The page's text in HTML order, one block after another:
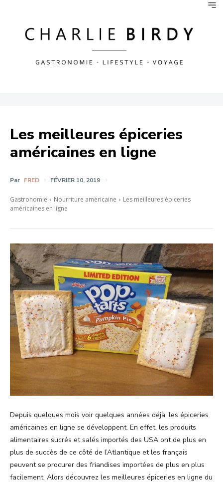
Les meilleures épiceries
américaines en ligne
Par FRED FÉVRIER 10, 2019
Gastronomie Nourriture américaine
Les meilleures épiceries
américaines en ligne
Depuis quelques mois voir quelques années déjà, les épiceries
américaines en ligne se développent. En effet, les produits
alimentaires sucrés et salés importés des USA ont de plus en
plus de succès de ce côté de l’Atlantique et les français
peuvent se procurer des friandises importées de plus en plus
facilement. Alors découvrez les meilleures épiceries en ligne du